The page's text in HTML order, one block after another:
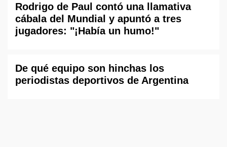
Rodrigo de Paul contó una llamativa
cábala del Mundial y apuntó a tres
jugadores: "¡Había un humo!"
De qué equipo son hinchas los
periodistas deportivos de Argentina